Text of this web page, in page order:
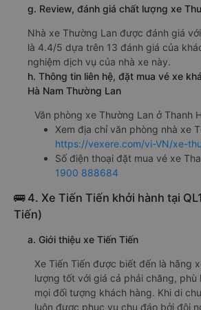
g. Review, đánh giá chất lượng xe
Nhà xe Thường Lan được đánh giá
là 4.4/5 dựa trên 13 đánh giá của
nghiệm dịch vụ của nhà xe này.
h. Thông tin liên hệ, đặt mua vé xe
Hà Nam Thường Lan
Văn phòng xe Thường Lan ở Thanh
Xem địa chỉ văn phòng nhà xe
https://vexere.com/vi-VN/xe-
Số điện thoại đặt mua vé xe
1900 888684
🚌 4. Xe Tiến Tiến khởi hành tại
Tiến)
a. Giới thiệu xe Tiến Tiến
Xe Tiến Tiến được biết đến là hãng
lượng tốt với giá cả phải chăng, phù
mọi đối tượng khách hàng. Khi di
luôn được phục vụ chu đáo bởi đội